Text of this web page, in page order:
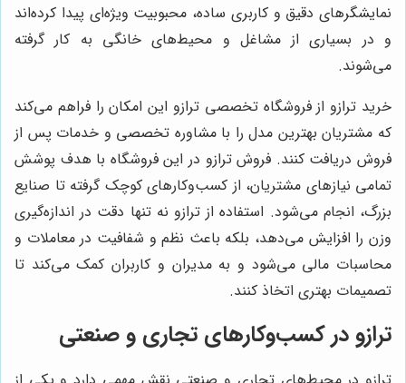
نمایشگرهای دقیق و کاربری ساده، محبوبیت ویژه‌ای پیدا کرده‌اند
و در بسیاری از مشاغل و محیط‌های خانگی به کار گرفته
می‌شوند.
خرید ترازو از فروشگاه تخصصی ترازو این امکان را فراهم می‌کند
که مشتریان بهترین مدل را با مشاوره تخصصی و خدمات پس از
فروش دریافت کنند. فروش ترازو در این فروشگاه با هدف پوشش
تمامی نیازهای مشتریان، از کسب‌وکارهای کوچک گرفته تا صنایع
بزرگ، انجام می‌شود. استفاده از ترازو نه تنها دقت در اندازه‌گیری
وزن را افزایش می‌دهد، بلکه باعث نظم و شفافیت در معاملات و
محاسبات مالی می‌شود و به مدیران و کاربران کمک می‌کند تا
تصمیمات بهتری اتخاذ کنند.
ترازو در کسب‌وکارهای تجاری و صنعتی